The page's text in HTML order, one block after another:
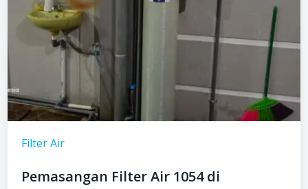
Filter Air
Pemasangan Filter Air 1054 di